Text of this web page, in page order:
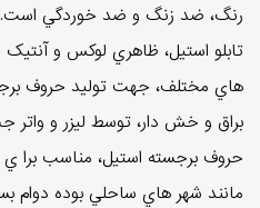
رنگ، ضد زنگ و ضد خوردگي است.
تابلو استيل، ظاهري لوکس و آنتيک
هاي مختلف، جهت توليد حروف
براق و خش دار، توسط ليزر و
حروف برجسته استيل، مناسب
مانند شهر هاي ساحلي بوده دوام